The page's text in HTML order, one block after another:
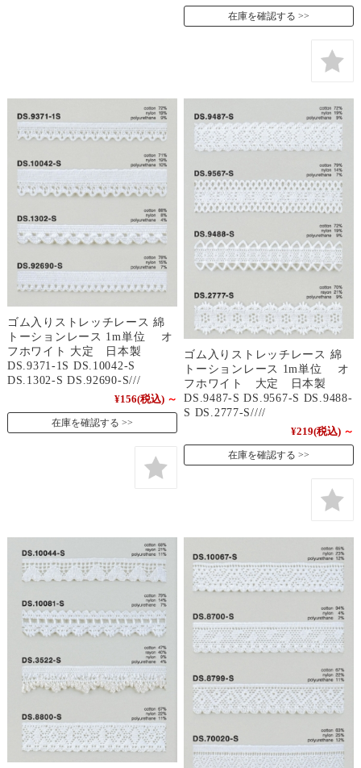
在庫を確認する
ゴム入りストレッチレース 綿
トーションレース 1m単位 オ
フホワイト 大定 日本製
DS.9371-1S DS.10042-S
DS.1302-S DS.92690-S///
¥156(税込) ～
在庫を確認する
ゴム入りストレッチレース 綿
トーションレース 1m単位 オ
フホワイト 大定 日本製
DS.9487-S DS.9567-S DS.9488-
S DS.2777-S////
¥219(税込) ～
在庫を確認する